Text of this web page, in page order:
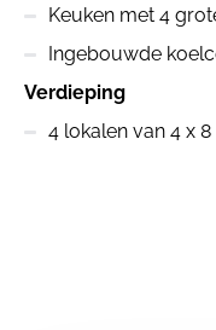
Keuken met 4
Ingebouwde
Verdieping
4 lokalen van 4 x